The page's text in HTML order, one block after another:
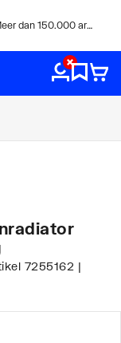
De expert sinds 1918 & Meer dan 150.000 artikelen
7255162 |